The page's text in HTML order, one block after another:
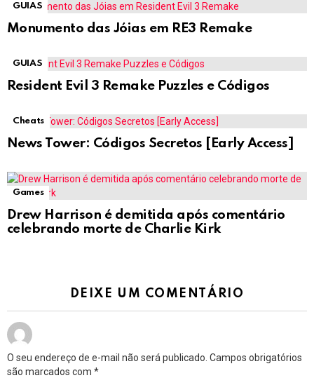
GUIAS
Monumento das Jóias em RE3 Remake
GUIAS
Resident Evil 3 Remake Puzzles e Códigos
Cheats
News Tower: Códigos Secretos [Early Access]
Games
Drew Harrison é demitida após comentário
celebrando morte de Charlie Kirk
DEIXE UM COMENTÁRIO
O seu endereço de e-mail não será publicado. Campos obrigatórios
são marcados com *